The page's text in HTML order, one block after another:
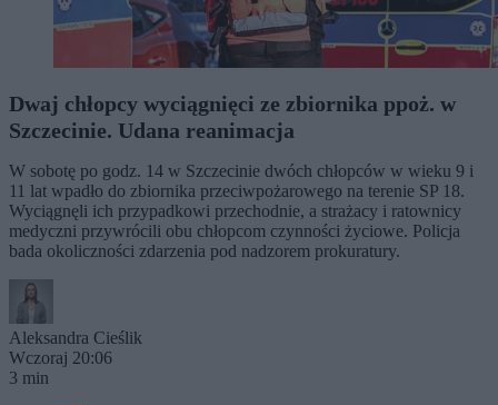
Dwaj chłopcy wyciągnięci ze zbiornika ppoż. w
Szczecinie. Udana reanimacja
W sobotę po godz. 14 w Szczecinie dwóch chłopców w wieku 9 i
11 lat wpadło do zbiornika przeciwpożarowego na terenie SP 18.
Wyciągnęli ich przypadkowi przechodnie, a strażacy i ratownicy
medyczni przywrócili obu chłopcom czynności życiowe. Policja
bada okoliczności zdarzenia pod nadzorem prokuratury.
Aleksandra Cieślik
Wczoraj 20:06
3 min